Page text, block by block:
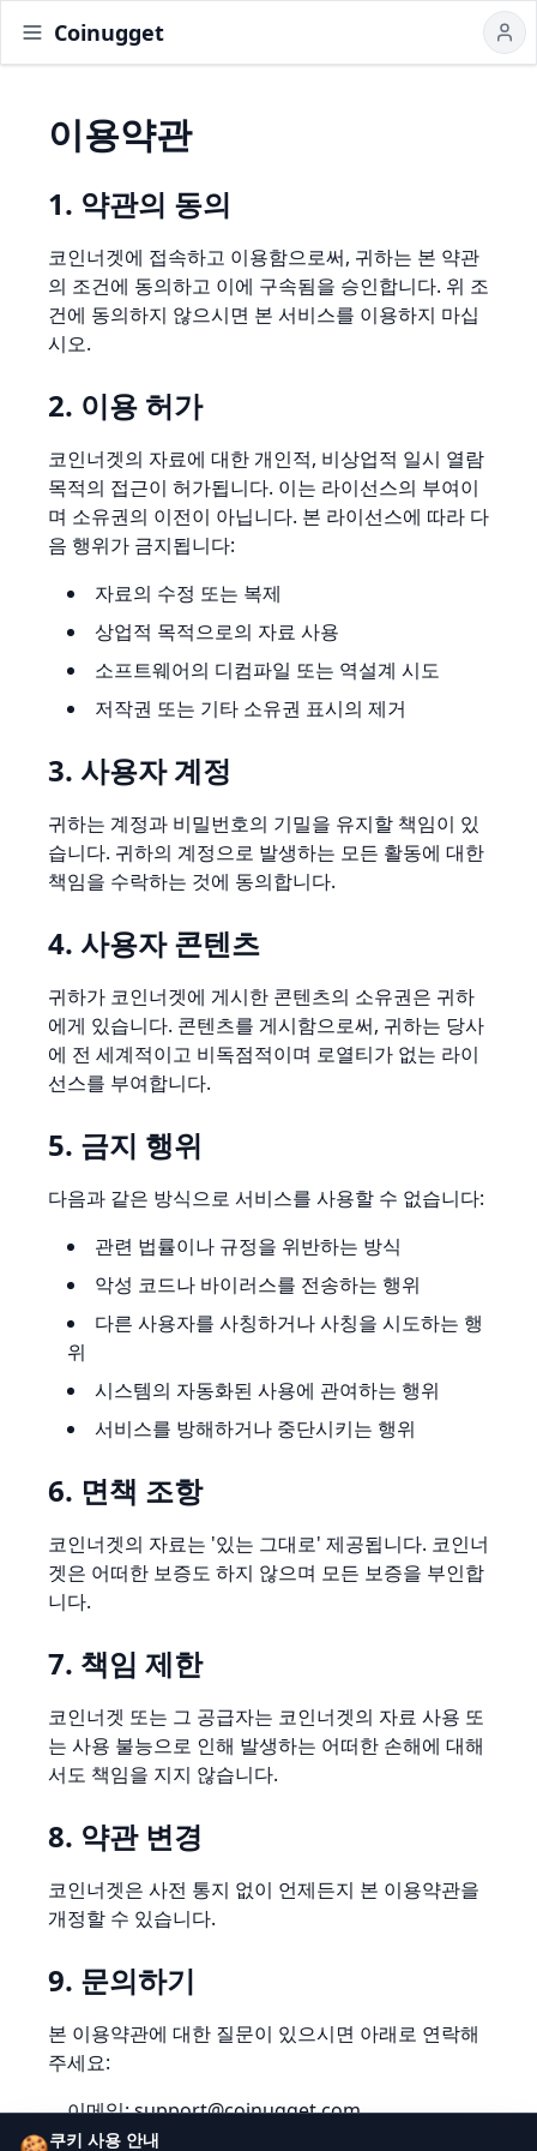
Coinugget
이용약관
1. 약관의 동의
코인너겟에 접속하고 이용함으로써, 귀하는 본 약관
의 조건에 동의하고 이에 구속됨을 승인합니다. 위 조
건에 동의하지 않으시면 본 서비스를 이용하지 마십
시오.
2. 이용 허가
코인너겟의 자료에 대한 개인적, 비상업적 일시 열람
목적의 접근이 허가됩니다. 이는 라이선스의 부여이
며 소유권의 이전이 아닙니다. 본 라이선스에 따라 다
음 행위가 금지됩니다:
자료의 수정 또는 복제
상업적 목적으로의 자료 사용
소프트웨어의 디컴파일 또는 역설계 시도
저작권 또는 기타 소유권 표시의 제거
3. 사용자 계정
귀하는 계정과 비밀번호의 기밀을 유지할 책임이 있
습니다. 귀하의 계정으로 발생하는 모든 활동에 대한
책임을 수락하는 것에 동의합니다.
4. 사용자 콘텐츠
귀하가 코인너겟에 게시한 콘텐츠의 소유권은 귀하
에게 있습니다. 콘텐츠를 게시함으로써, 귀하는 당사
에 전 세계적이고 비독점적이며 로열티가 없는 라이
선스를 부여합니다.
5. 금지 행위
다음과 같은 방식으로 서비스를 사용할 수 없습니다:
관련 법률이나 규정을 위반하는 방식
악성 코드나 바이러스를 전송하는 행위
다른 사용자를 사칭하거나 사칭을 시도하는 행
위
시스템의 자동화된 사용에 관여하는 행위
서비스를 방해하거나 중단시키는 행위
6. 면책 조항
코인너겟의 자료는 '있는 그대로' 제공됩니다. 코인너
겟은 어떠한 보증도 하지 않으며 모든 보증을 부인합
니다.
7. 책임 제한
코인너겟 또는 그 공급자는 코인너겟의 자료 사용 또
는 사용 불능으로 인해 발생하는 어떠한 손해에 대해
서도 책임을 지지 않습니다.
8. 약관 변경
코인너겟은 사전 통지 없이 언제든지 본 이용약관을
개정할 수 있습니다.
9. 문의하기
본 이용약관에 대한 질문이 있으시면 아래로 연락해
주세요:
이메일:support@coinugget.com
쿠키 사용 안내